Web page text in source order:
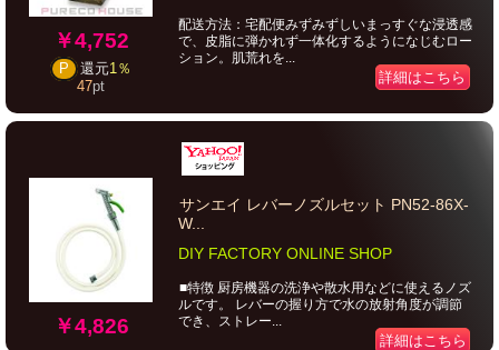
￥4,752
P 還元1％
47pt
配送方法：宅配便みずみずしいまっすぐな浸透感
で、皮脂に弾かれず一体化するようになじむロー
ション。肌荒れを...
詳細はこちら
￥4,826
サンエイ レバーノズルセット PN52-86X-
W...
DIY FACTORY ONLINE SHOP
■特徴 厨房機器の洗浄や散水用などに使えるノズ
ルです。 レバーの握り方で水の放射角度が調節
でき、ストレー...
詳細はこちら